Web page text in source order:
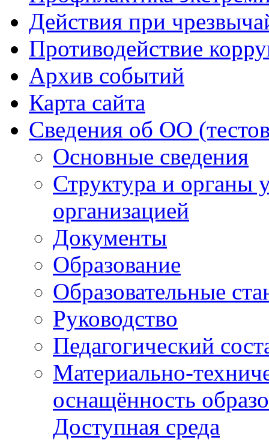
Действия при
Противодействие
Архив событий
Карта сайта
Сведения об ОО
Основные сведения
Структура и органы
организацией
Документы
Образование
Образовательные
Руководство
Педагогический
Материально-
оснащённость
Доступная среда